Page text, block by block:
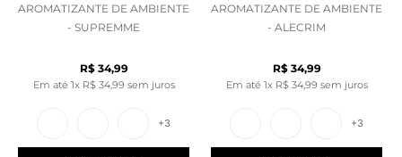
AROMATIZANTE DE AMBIENTE
- SUPREMME
R$ 34,99
Em até 1x R$ 34,99 sem juros
+3
AROMATIZANTE DE AMBIENTE
- ALECRIM
R$ 34,99
Em até 1x R$ 34,99 sem juros
+3